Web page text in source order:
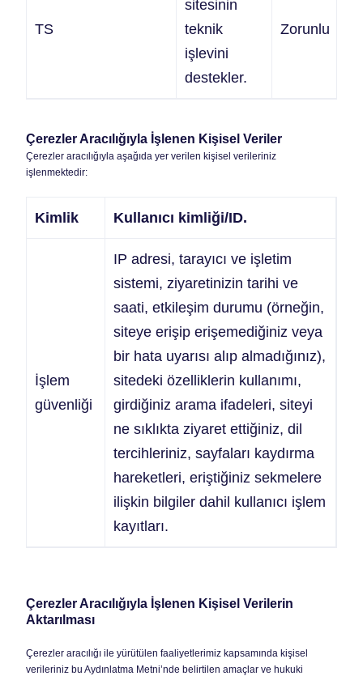
TS
sitesinin
teknik
işlevini
destekler.
Zorunlu
Çerezler Aracılığıyla İşlenen Kişisel Veriler
Çerezler aracılığıyla aşağıda yer verilen kişisel verileriniz
işlenmektedir:
Kimlik Kullanıcı kimliği/ID.
İşlem
güvenliği
IP adresi, tarayıcı ve işletim
sistemi, ziyaretinizin tarihi ve
saati, etkileşim durumu (örneğin,
siteye erişip erişemediğiniz veya
bir hata uyarısı alıp almadığınız),
sitedeki özelliklerin kullanımı,
girdiğiniz arama ifadeleri, siteyi
ne sıklıkta ziyaret ettiğiniz, dil
tercihleriniz, sayfaları kaydırma
hareketleri, eriştiğiniz sekmelere
ilişkin bilgiler dahil kullanıcı işlem
kayıtları.
Çerezler Aracılığıyla İşlenen Kişisel Verilerin
Aktarılması
Çerezler aracılığı ile yürütülen faaliyetlerimiz kapsamında kişisel
verileriniz bu Aydınlatma Metni’nde belirtilen amaçlar ve hukuki